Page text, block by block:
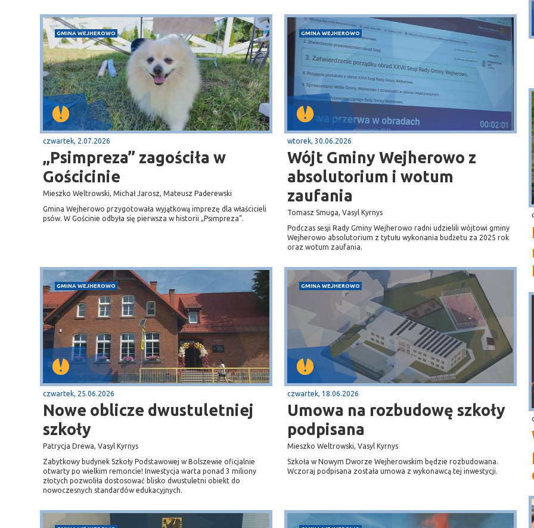
GMINA WEJHEROWO
czwartek, 2.07.2026
„Psimpreza” zagościła w
Gościcinie
Mieszko Weltrowski, Michał Jarosz, Mateusz Paderewski
Gmina Wejherowo przygotowała wyjątkową imprezę dla właścicieli
psów. W Gościnie odbyła się pierwsza w historii „Psimpreza”.
GMINA WEJHEROWO
wtorek, 30.06.2026
Wójt Gminy Wejherowo z
absolutorium i wotum
zaufania
Tomasz Smuga, Vasyl Kyrnys
Podczas sesji Rady Gminy Wejherowo radni udzielili wójtowi gminy
Wejherowo absolutorium z tytułu wykonania budżetu za 2025 rok
oraz wotum zaufania.
GMINA WEJHEROWO
czwartek, 25.06.2026
Nowe oblicze dwustuletniej
szkoły
Patrycja Drewa, Vasyl Kyrnys
Zabytkowy budynek Szkoły Podstawowej w Bolszewie oficjalnie
otwarty po wielkim remoncie! Inwestycja warta ponad 3 miliony
złotych pozwoliła dostosować blisko dwustuletni obiekt do
nowoczesnych standardów edukacyjnych.
GMINA WEJHEROWO
czwartek, 18.06.2026
Umowa na rozbudowę szkoły
podpisana
Mieszko Weltrowski, Vasyl Kyrnys
Szkoła w Nowym Dworze Wejherowskim będzie rozbudowana.
Wczoraj podpisana została umowa z wykonawcą tej inwestycji.
Sopot
plaża
Puck
Przystań, molo